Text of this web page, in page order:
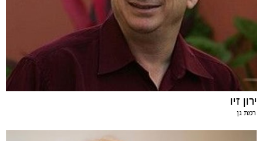
ירון זיו
רמת גן